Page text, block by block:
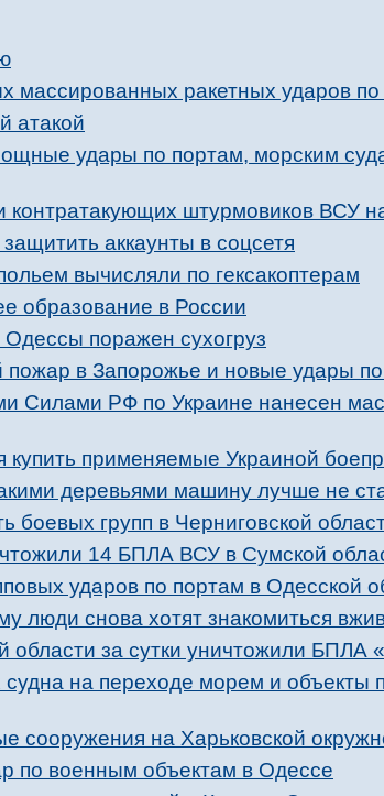
ракетных ударов
атакой
удары по портам, морским
контратакующих штурмовиков ВСУ
аккаунты в соцсетя
вычисляли по гексакоптерам
образование в России
поражен сухогруз
в Запорожье и новые удары
Силами РФ по Украине нанесен
купить применяемые Украиной
деревьями машину лучше не
групп в Черниговской
14 БПЛА ВСУ в Сумской
ударов по портам в Одесской
люди снова хотят знакомиться
области за сутки уничтожили БПЛА
на переходе морем и объекты
сооружения на Харьковской
по военным объектам в Одессе